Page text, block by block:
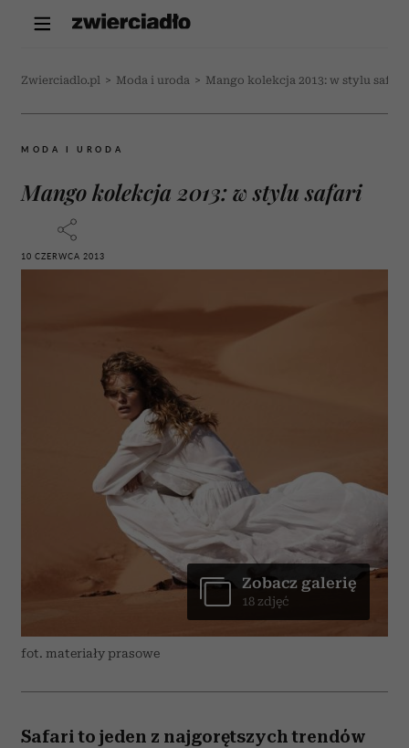
Zwierciadlo.pl > Moda i uroda > Mango kolekcja 2013: w stylu safari
MODA I URODA
Mango kolekcja 2013: w stylu safari
10 CZERWCA 2013
fot. materiały prasowe
Zobacz galerię
18 zdjęć
Safari to jeden z najgorętszych trendów